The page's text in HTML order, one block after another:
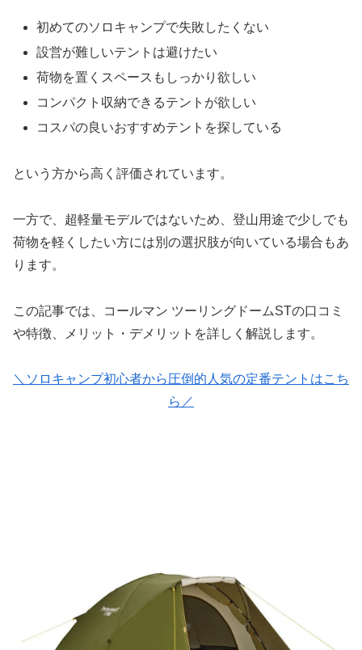
初めてのソロキャンプで失敗したくない
設営が難しいテントは避けたい
荷物を置くスペースもしっかり欲しい
コンパクト収納できるテントが欲しい
コスパの良いおすすめテントを探している
という方から高く評価されています。
一方で、超軽量モデルではないため、登山用途で少しでも
荷物を軽くしたい方には別の選択肢が向いている場合もあ
ります。
この記事では、コールマン ツーリングドームSTの口コミ
や特徴、メリット・デメリットを詳しく解説します。
＼ソロキャンプ初心者から圧倒的人気の定番テントはこち
ら／